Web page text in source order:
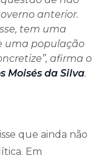
anterior.
tem uma
uma população
afirma o
Moisés da Silva.
que ainda não
Em